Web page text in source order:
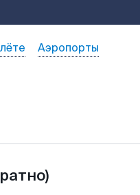
Аэропорты